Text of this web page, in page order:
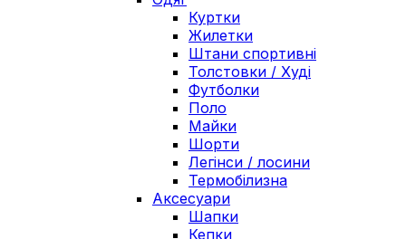
Куртки
Жилетки
Штани спортивні
Толстовки / Худі
Футболки
Поло
Майки
Шорти
Легінси / лосини
Термобілизна
Аксесуари
Шапки
Кепки